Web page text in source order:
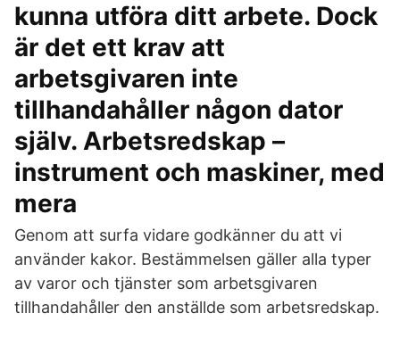
kunna utföra ditt arbete. Dock
är det ett krav att
arbetsgivaren inte
tillhandahåller någon dator
själv. Arbetsredskap –
instrument och maskiner, med
mera
Genom att surfa vidare godkänner du att vi
använder kakor. Bestämmelsen gäller alla typer
av varor och tjänster som arbetsgivaren
tillhandahåller den anställde som arbetsredskap.